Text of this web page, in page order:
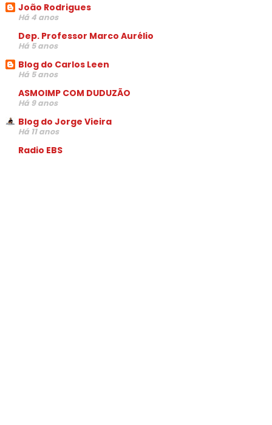
João Rodrigues
Há 4 anos
Dep. Professor Marco Aurélio
Há 5 anos
Blog do Carlos Leen
Há 5 anos
ASMOIMP COM DUDUZÃO
Há 9 anos
Blog do Jorge Vieira
Há 11 anos
Radio EBS